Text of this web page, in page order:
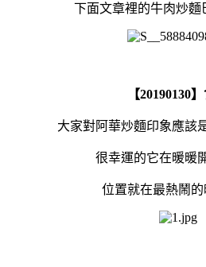
下面文章裡的牛肉炒麵
【20190130
大家對阿華炒麵印象應該
很幸運的它在暖暖
位置就在最熱鬧的